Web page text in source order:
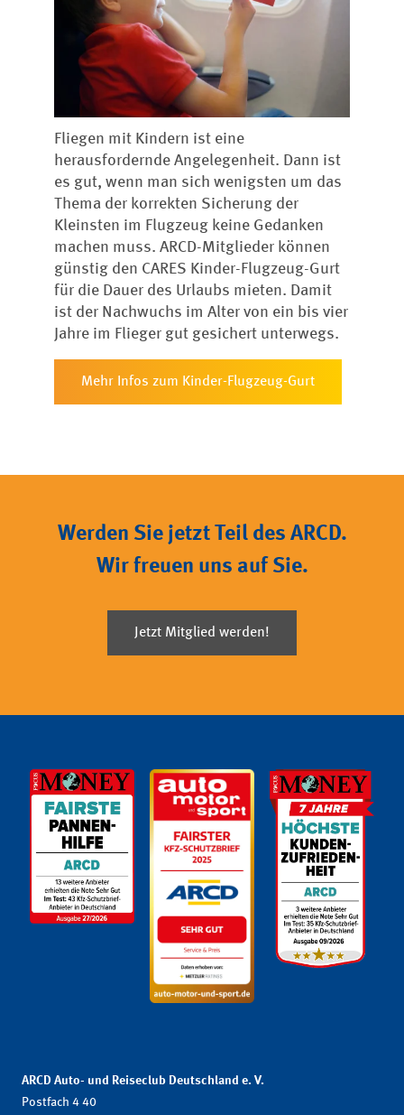
Fliegen mit Kindern ist eine
herausfordernde Angelegenheit. Dann ist
es gut, wenn man sich wenigsten um das
Thema der korrekten Sicherung der
Kleinsten im Flugzeug keine Gedanken
machen muss. ARCD-Mitglieder können
günstig den CARES Kinder-Flugzeug-Gurt
für die Dauer des Urlaubs mieten. Damit
ist der Nachwuchs im Alter von ein bis vier
Jahre im Flieger gut gesichert unterwegs.
Mehr Infos zum Kinder-Flugzeug-Gurt
Werden Sie jetzt Teil des ARCD.
Wir freuen uns auf Sie.
Jetzt Mitglied werden!
ARCD Auto- und Reiseclub Deutschland e. V.
Postfach 4 40